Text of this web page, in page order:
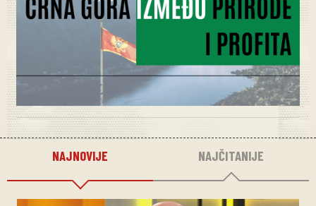
NAJNOVIJE NAJČITANIJE